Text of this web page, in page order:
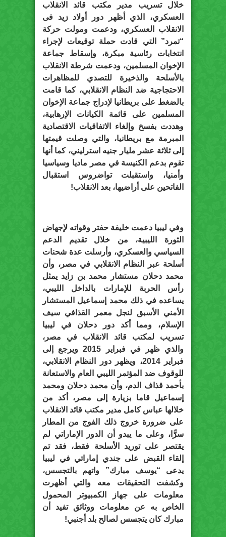
خلال تسريب مدير مكتب قائد الانقلاب
العسكري، الذي أظهر دور أولاد زيد فى
الانقلاب العسكري، ودعمت ومولت حركة
“تمرد” التي قادت حملة توقيعات لإجراء
انتخابات رئاسية مبكرة، وإسقاط جماعة
الإخوان المسلمين، ودعمت شرطة الانقلاب
بالأسلحة والذخيرة للتصدي للمظاهرات
الاحتجاجية ضد النظام الانقلابي، كما قامت
بالضغط على بريطانيا لإدراج جماعة الإخوان
المسلمين على قائمة الكيانات الإرهابية،
وهددت بفسخ وإلغاء الاتفاقيات الاقتصادية
المبرمة مع بريطانيا، والتي وصلت قيمتها
إلى ثلاثة عشر مليار جنيه استرليني، كما أنها
تقوم بدعم الكنيسة في مصر ماديا وسياسيا
وأمنيا، واستقبلت تواضروس استقبال
الفاتحين على أراضيها، بعد الانقلاب!
وفي ليبيا دعمت خليفة حفتر وقواته لإجهاض
الثورة الليبية، من خلال تقديم الدعم
السياسي والعسكري، وأرسلت عدة شحنات
أسلحة عبر النظام الانقلابي في مصر، وأن
محمد دحلان مستشار محمد بن زايد يمثل
رأس الحربة للإمارات بالداخل الليبي،
يساعده في ذلك محمد إسماعيل المستشار
الأمني الأسبق لنجل معمر القذافي سيف
الإسلام، ومما أكد دور دحلان في ليبيا
تسريب لمكتب قائد الانقلاب في مصر،
والذي ظهر في فبراير 2015 ويرجع إلى
فبراير 2014، ويظهر دور النظام الانقلابي،
للوقوف ضد المؤتمر الليبي العام والاستعانة
بأحمد قذاف الدم، وأن محمد دحلان ومحمد
إسماعيل قاما بزيارة إلى مصر، أكد من
خلالها عباس كامل مدير مكتب قائد الانقلاب
على ضرورة خروج ذلك الفوج من المطار
سرًّا، وعلى ما يبدو أن الدور الإماراتي لم
يقتصر على توريد الأسلحة فقط، فقد تم
إلقاء القبض على جندي إماراتي في ليبيا
يدعى “يوسف مبارك” واتهم بالتجسس،
وكشفت التحقيقات معه والتي أظهرت
معلومات على جهاز الكمبيوتر المحمول
الخاص به عن معلومات ووثائق تفيد أن
مبارك كان يتجسس لصالح بلد أجنبي!